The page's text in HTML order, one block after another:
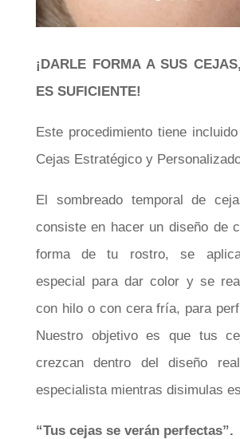
¡DARLE FORMA A SUS
ES SUFICIENTE!
Este procedimiento tiene
Cejas Estratégico y
El sombreado temporal de
consiste en hacer un diseño de
forma de tu rostro, se
especial para dar color y se
con hilo o con cera fría, para
Nuestro objetivo es que tus
crezcan dentro del diseño
especialista mientras disimulas
“Tus cejas se verán perfectas”.